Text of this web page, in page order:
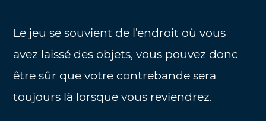
Le jeu se souvient de l’endroit où vous
avez laissé des objets, vous pouvez donc
être sûr que votre contrebande sera
toujours là lorsque vous reviendrez.